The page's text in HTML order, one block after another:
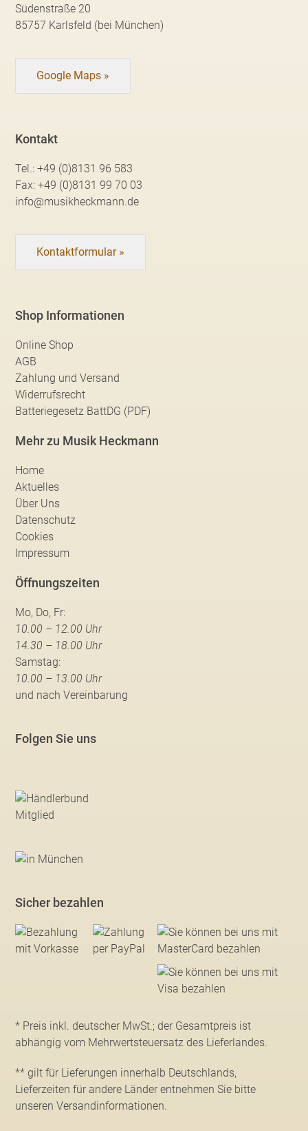
Südenstraße 20
85757 Karlsfeld (bei München)
Google Maps »
Kontakt
Tel.:+49 (0)8131 96 583
Fax:+49 (0)8131 99 70 03
info@musikheckmann.de
Kontaktformular »
Shop Informationen
Online Shop
AGB
Zahlung und Versand
Widerrufsrecht
Batteriegesetz BattDG (PDF)
Mehr zu Musik Heckmann
Home
Aktuelles
Über Uns
Datenschutz
Cookies
Impressum
Öffnungszeiten
Mo, Do, Fr:
10.00 – 12.00 Uhr
14.30 – 18.00 Uhr
Samstag:
10.00 – 13.00 Uhr
und nach Vereinbarung
Folgen Sie uns
Sicher bezahlen
* Preis inkl. deutscher MwSt.; der Gesamtpreis ist
abhängig vom Mehrwertsteuersatz des Lieferlandes.
** gilt für Lieferungen innerhalb Deutschlands,
Lieferzeiten für andere Länder entnehmen Sie bitte
unseren Versandinformationen.